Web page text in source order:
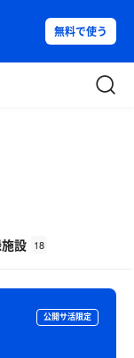
無料で使う
設 18
公開サ活限定